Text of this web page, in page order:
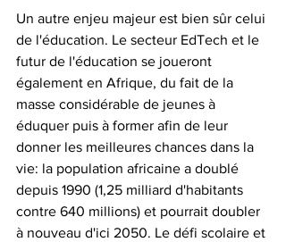
Un autre enjeu majeur est bien sûr celui
de l'éducation. Le secteur EdTech et le
futur de l'éducation se joueront
également en Afrique, du fait de la
masse considérable de jeunes à
éduquer puis à former afin de leur
donner les meilleures chances dans la
vie: la population africaine a doublé
depuis 1990 (1,25 milliard d'habitants
contre 640 millions) et pourrait doubler
à nouveau d'ici 2050. Le défi scolaire et